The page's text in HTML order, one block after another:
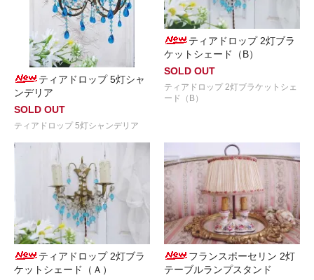
ティアドロップ 5灯シャ
ンデリア
SOLD OUT
ティアドロップ 5灯シャンデリア
ティアドロップ 2灯ブラ
ケットシェード（B）
SOLD OUT
ティアドロップ 2灯ブラケットシェ
ード（B）
ティアドロップ 2灯ブラ
ケットシェード（Ａ）
フランスポーセリン 2灯
テーブルランプスタンド